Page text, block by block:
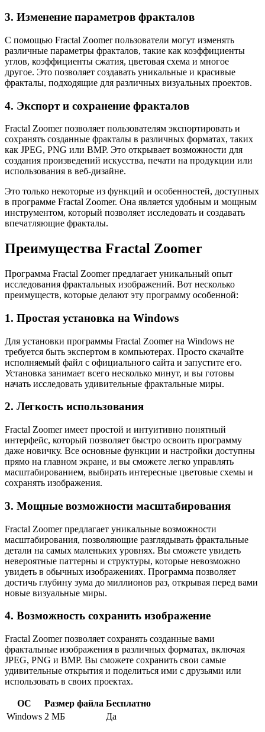
3. Изменение параметров фракталов
С помощью Fractal Zoomer пользователи могут изменять
различные параметры фракталов, такие как коэффициенты
углов, коэффициенты сжатия, цветовая схема и многое
другое. Это позволяет создавать уникальные и красивые
фракталы, подходящие для различных визуальных проектов.
4. Экспорт и сохранение фракталов
Fractal Zoomer позволяет пользователям экспортировать и
сохранять созданные фракталы в различных форматах, таких
как JPEG, PNG или BMP. Это открывает возможности для
создания произведений искусства, печати на продукции или
использования в веб-дизайне.
Это только некоторые из функций и особенностей, доступных
в программе Fractal Zoomer. Она является удобным и мощным
инструментом, который позволяет исследовать и создавать
впечатляющие фракталы.
Преимущества Fractal Zoomer
Программа Fractal Zoomer предлагает уникальный опыт
исследования фрактальных изображений. Вот несколько
преимуществ, которые делают эту программу особенной:
1. Простая установка на Windows
Для установки программы Fractal Zoomer на Windows не
требуется быть экспертом в компьютерах. Просто скачайте
исполняемый файл с официального сайта и запустите его.
Установка занимает всего несколько минут, и вы готовы
начать исследовать удивительные фрактальные миры.
2. Легкость использования
Fractal Zoomer имеет простой и интуитивно понятный
интерфейс, который позволяет быстро освоить программу
даже новичку. Все основные функции и настройки доступны
прямо на главном экране, и вы сможете легко управлять
масштабированием, выбирать интересные цветовые схемы и
сохранять изображения.
3. Мощные возможности масштабирования
Fractal Zoomer предлагает уникальные возможности
масштабирования, позволяющие разглядывать фрактальные
детали на самых маленьких уровнях. Вы сможете увидеть
невероятные паттерны и структуры, которые невозможно
увидеть в обычных изображениях. Программа позволяет
достичь глубину зума до миллионов раз, открывая перед вами
новые визуальные миры.
4. Возможность сохранить изображение
Fractal Zoomer позволяет сохранять созданные вами
фрактальные изображения в различных форматах, включая
JPEG, PNG и BMP. Вы сможете сохранить свои самые
удивительные открытия и поделиться ими с друзьями или
использовать в своих проектах.
ОС Размер файла Бесплатно
Windows 2 МБ Да